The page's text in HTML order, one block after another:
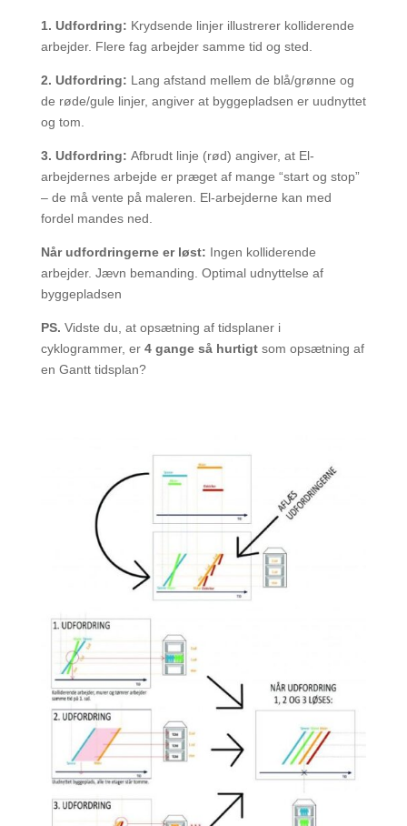
1. Udfordring: Krydsende linjer illustrerer kolliderende
arbejder. Flere fag arbejder samme tid og sted.
2. Udfordring: Lang afstand mellem de blå/grønne og
de røde/gule linjer, angiver at byggepladsen er uudnyttet
og tom.
3. Udfordring: Afbrudt linje (rød) angiver, at El-
arbejdernes arbejde er præget af mange “start og stop”
– de må vente på maleren. El-arbejderne kan med
fordel mandes ned.
Når udfordringerne er løst: Ingen kolliderende
arbejder. Jævn bemanding. Optimal udnyttelse af
byggepladsen
PS. Vidste du, at opsætning af tidsplaner i
cyklogrammer, er 4 gange så hurtigtsom opsætning af
en Gantt tidsplan?